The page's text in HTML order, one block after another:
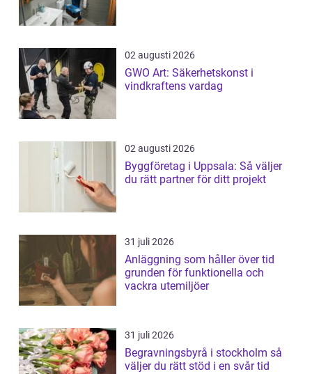
02 augusti 2026
GWO Art: Säkerhetskonst i
vindkraftens vardag
02 augusti 2026
Byggföretag i Uppsala: Så väljer
du rätt partner för ditt projekt
31 juli 2026
Anläggning som håller över tid
grunden för funktionella och
vackra utemiljöer
31 juli 2026
Begravningsbyrå i stockholm så
väljer du rätt stöd i en svår tid